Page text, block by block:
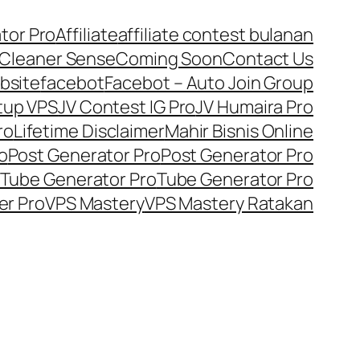
ProAffiliateaffiliate contest bulanan
SenseComing SoonContact Us
facebotFacebot – Auto Join Group
VPSJV Contest IG ProJV Humaira Pro
Lifetime DisclaimerMahir Bisnis Online
Post Generator ProPost Generator Pro
Tube Generator ProTube Generator Pro
ProVPS MasteryVPS Mastery Ratakan